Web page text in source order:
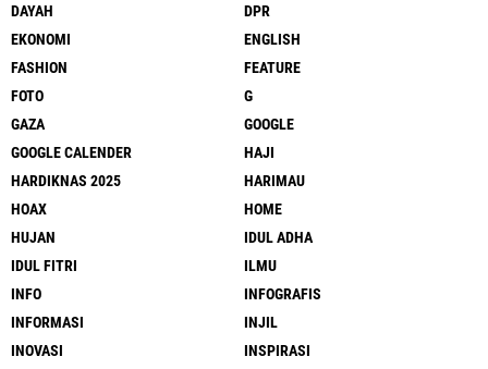
DAYAH
DPR
EKONOMI
ENGLISH
FASHION
FEATURE
FOTO
G
GAZA
GOOGLE
GOOGLE CALENDER
HAJI
HARDIKNAS 2025
HARIMAU
HOAX
HOME
HUJAN
IDUL ADHA
IDUL FITRI
ILMU
INFO
INFOGRAFIS
INFORMASI
INJIL
INOVASI
INSPIRASI